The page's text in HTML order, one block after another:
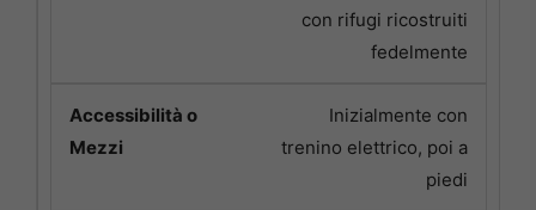
con rifugi ricostruiti
fedelmente
Inizialmente con
trenino elettrico, poi a
piedi